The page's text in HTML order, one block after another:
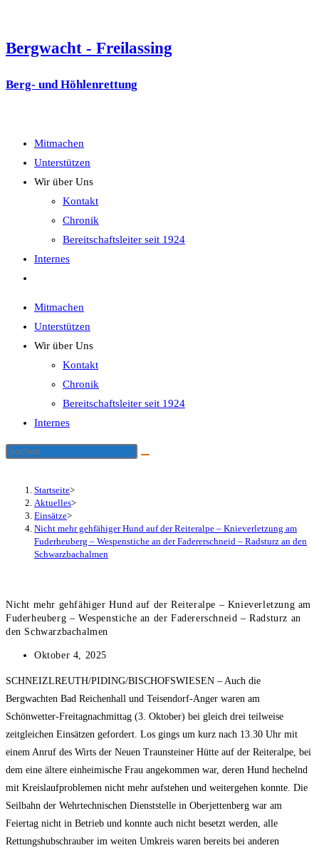
springen
Bergwacht - Freilassing
Berg- und Höhlenrettung
Mitmachen
Unterstützen
Wir über Uns
Kontakt
Chronik
Bereitschaftsleiter seit 1924
Internes
umschalten
Mitmachen
Unterstützen
Wir über Uns
Kontakt
Chronik
Bereitschaftsleiter seit 1924
Internes
Startseite>
Aktuelles>
Einsätze>
Nicht mehr gehfähiger Hund auf der Reiteralpe – Knieverletzung am
Fuderheuberg – Wespenstiche an der Fadererschneid – Radsturz an den
Schwarzbachalmen
Nicht mehr gehfähiger Hund auf der Reiteralpe – Knieverletzung am
Fuderheuberg – Wespenstiche an der Fadererschneid – Radsturz an
den Schwarzbachalmen
Beitrag
Oktober 4, 2025
SCHNEIZLREUTH/PIDING/BISCHOFSWIESEN – Auch die
Bergwachten Bad Reichenhall und Teisendorf-Anger waren am
Schönwetter-Freitagnachmittag (3. Oktober) bei gleich drei teilweise
zeitgleichen Einsätzen gefordert. Los gings um kurz nach 13.30 Uhr mit
einem Anruf des Wirts der Neuen Traunsteiner Hütte auf der Reiteralpe, bei
dem eine ältere einheimische Frau angekommen war, deren Hund hechelnd
mit Kreislaufproblemen nicht mehr aufstehen und weitergehen konnte. Die
Seilbahn der Wehrtechnischen Dienststelle in Oberjettenberg war am
Feiertag nicht in Betrieb und konnte auch nicht besetzt werden, alle
Rettungshubschrauber im weiten Umkreis waren bereits bei anderen